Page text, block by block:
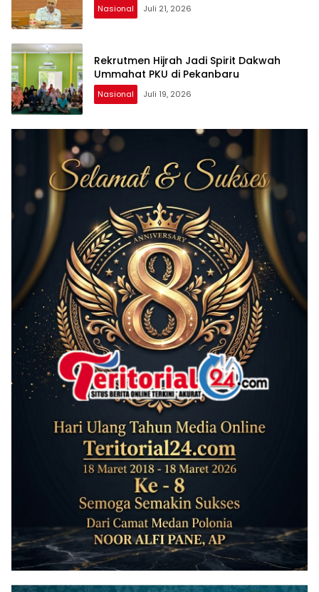
Nasional Juli 21, 2026
Rekrutmen Hijrah Jadi Spirit Dakwah
Ummahat PKU di Pekanbaru
Nasional Juli 19, 2026